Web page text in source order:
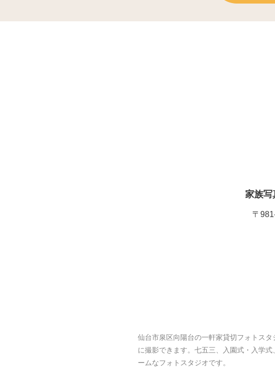
家族写
〒
仙台市泉区向陽台の一軒家貸切フォトス
に撮影できます。七五三、入園式・入学
ームなフォトスタジオです。